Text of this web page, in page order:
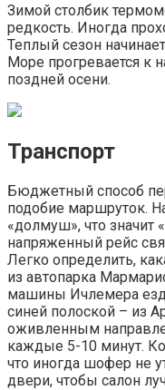
Зимой столбик
редкость. Иногда
Теплый сезон
Море прогревается к
поздней осени.
Транспорт
Бюджетный способ
подобие маршруток.
«долмуш», что
напряженный рейс
Легко определить,
из автопарка
машины Ичлемера
синей полоской – из
оживленным
каждые 5-10 минут.
что иногда шофер не
двери, чтобы салон